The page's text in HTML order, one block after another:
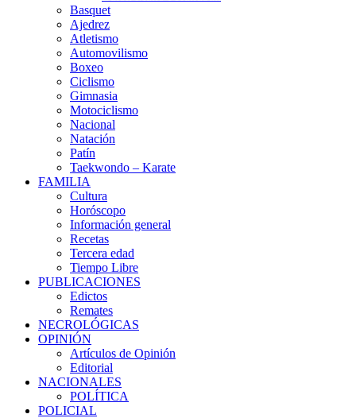
Basquet
Ajedrez
Atletismo
Automovilismo
Boxeo
Ciclismo
Gimnasia
Motociclismo
Nacional
Natación
Patín
Taekwondo – Karate
FAMILIA
Cultura
Horóscopo
Información general
Recetas
Tercera edad
Tiempo Libre
PUBLICACIONES
Edictos
Remates
NECROLÓGICAS
OPINIÓN
Artículos de Opinión
Editorial
NACIONALES
POLÍTICA
POLICIAL